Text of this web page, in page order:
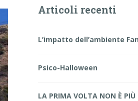
Articoli recenti
L’impatto dell’ambiente
Psico-Halloween
LA PRIMA VOLTA NON È PIÙ